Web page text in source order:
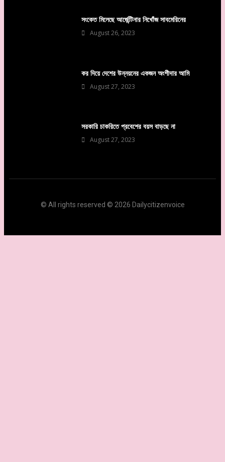
সংকেত মিলেছে আর্জেন্টিনার নিখোঁজ সাবমেরিনের
August 26, 2023
কর দিয়ে দেশের উন্নয়নের একজন অংশীদার আমি
August 27, 2023
সরকারি চাকরিতে প্রবেশের বয়স বাড়ছে না
August 27, 2023
© All rights reserved © 2026 Dailycitizenvoice